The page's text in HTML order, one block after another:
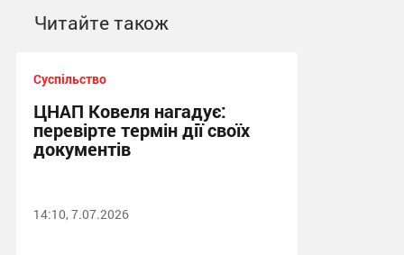
Читайте також
Суспільство
ЦНАП Ковеля нагадує:
перевірте термін дії своїх
документів
14:10, 7.07.2026